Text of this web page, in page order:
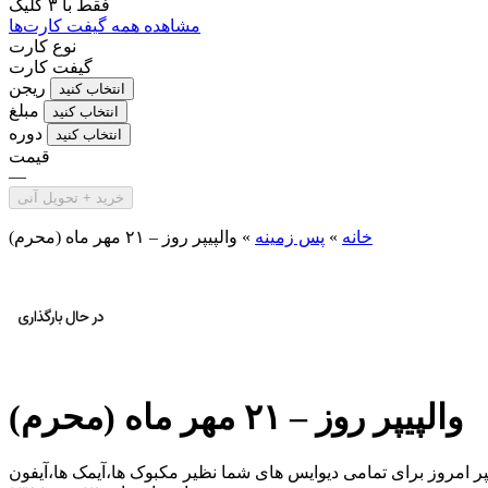
فقط با ۳ کلیک
مشاهده همه گیفت کارت‌ها
نوع کارت
گیفت کارت
ریجن
انتخاب کنید
مبلغ انتخاب کنید
دوره انتخاب کنید
قیمت
—
خرید + تحویل آنی
خانه » پس زمینه » والپیپر روز – ۲۱ مهر ماه (محرم)
والپیپر روز – ۲۱ مهر ماه (محرم)